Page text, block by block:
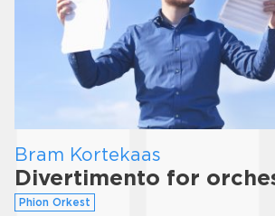
Bram Kortekaas
Divertimento for
Phion Orkest